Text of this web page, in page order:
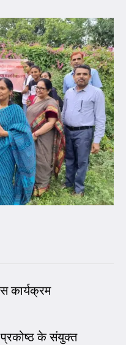
कार्यक्रम
प्रकोष्ठ के संयुक्त